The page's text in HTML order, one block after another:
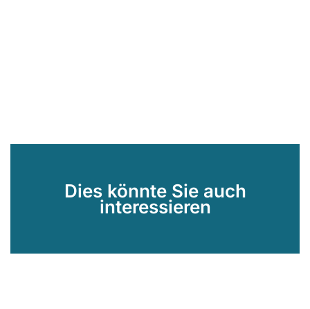
Dies könnte Sie auch
interessieren